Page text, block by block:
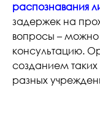
распознавания
задержек на
вопросы – можно
консультацию.
созданием
разных